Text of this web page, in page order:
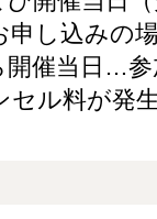
し込みの
開催当日…
ル料が発